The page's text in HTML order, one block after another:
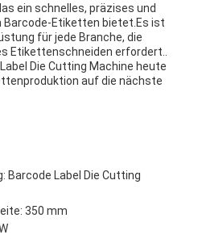
ein schnelles, präzises und
Barcode-Etiketten bietet.Es ist
für jede Branche, die
Etikettenschneiden erfordert..
Die Cutting Machine heute
auf die nächste
Barcode Label Die Cutting
350 mm